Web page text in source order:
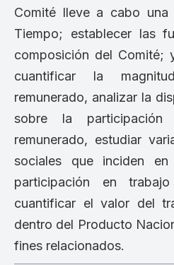
Comité lleve a cabo
Tiempo; establecer las
composición del Comité;
cuantificar la
remunerado, analizar la
sobre la
remunerado, estudiar
sociales que inciden
participación en
cuantificar el valor del
dentro del Producto
fines relacionados.